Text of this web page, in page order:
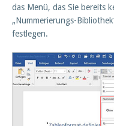
das Menü, das Sie bereits
„Nummerierungs-
festlegen.